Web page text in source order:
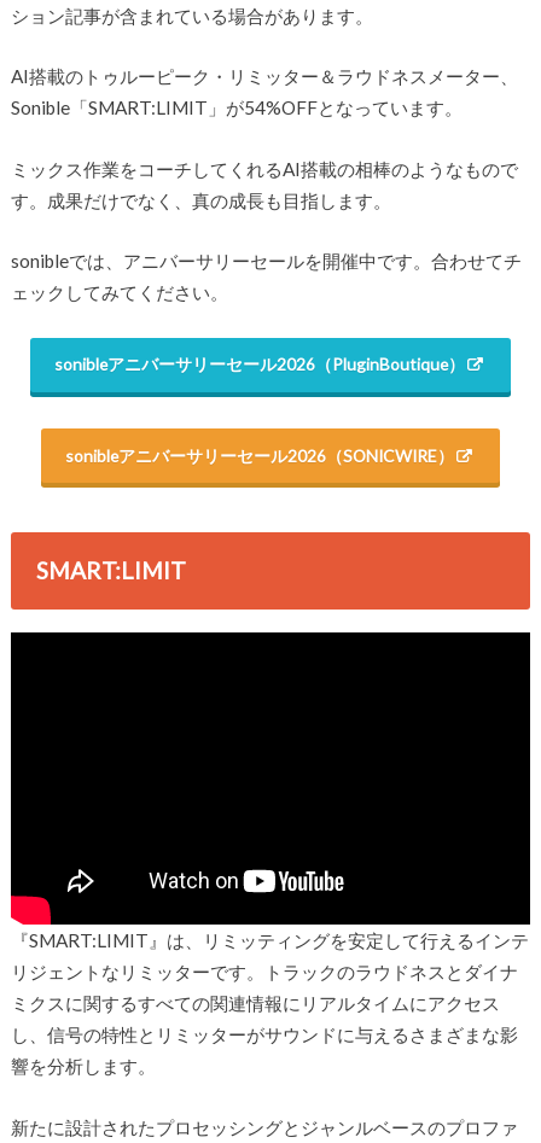
ション記事が含まれている場合があります。
AI搭載のトゥルーピーク・リミッター＆ラウドネスメーター、
Sonible「SMART:LIMIT」が54%OFFとなっています。
ミックス作業をコーチしてくれるAI搭載の相棒のようなもので
す。成果だけでなく、真の成長も目指します。
sonibleでは、アニバーサリーセールを開催中です。合わせてチ
ェックしてみてください。
sonibleアニバーサリーセール2026（PluginBoutique）
sonibleアニバーサリーセール2026（SONICWIRE）
SMART:LIMIT
『SMART:LIMIT』は、リミッティングを安定して行えるインテ
リジェントなリミッターです。トラックのラウドネスとダイナ
ミクスに関するすべての関連情報にリアルタイムにアクセス
し、信号の特性とリミッターがサウンドに与えるさまざまな影
響を分析します。
新たに設計されたプロセッシングとジャンルベースのプロファ